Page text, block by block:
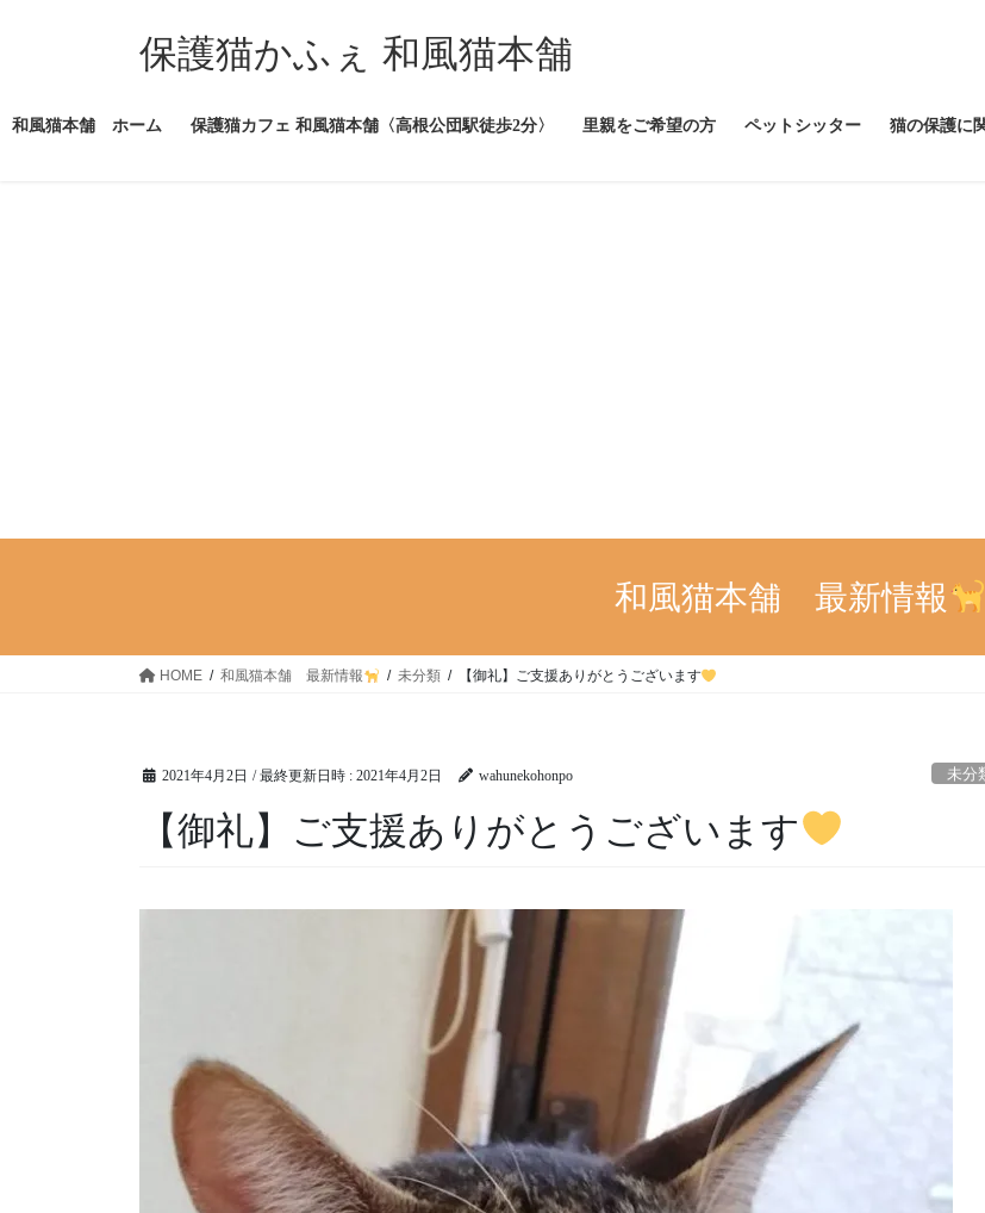
ツ
シ
保護猫かふぇ 和風猫本舗
和風猫本舗 ホーム 保護猫カフェ 和風猫本舗〈高根公団駅徒歩2分〉 里親をご希望の方 ペットシッター 猫の保護に
和風猫本舗 最新情報
HOME 和風猫本舗 最新情報 未分類 【御礼】ご支援ありがとうございます
2021年4月2日 / 最終更新日時 : 2021年4月2日 wahunekohonpo 未分
【御礼】ご支援ありがとうございます